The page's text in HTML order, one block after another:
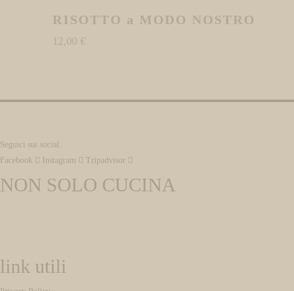
RISOTTO a MODO NOSTRO
12,00 €
Seguici sui social:
Facebook
Instagram Tripadvisor
NON SOLO CUCINA
link utili